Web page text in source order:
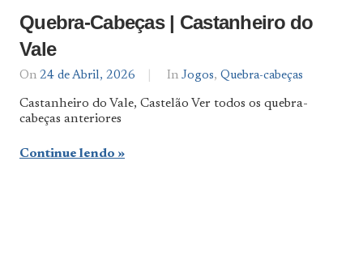
Quebra-Cabeças | Castanheiro do
Vale
On 24 de Abril, 2026
By
De
In Jogos, Quebra-cabeças
Castanheiro do Vale, Castelão Ver todos os quebra-
cabeças anteriores
Continue lendo